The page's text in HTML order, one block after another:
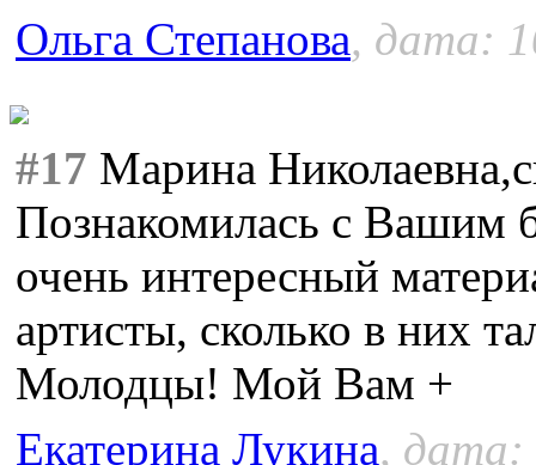
Ольга Степанова, дата:
#17 Марина
Познакомилась с Вашим
очень интересный
артисты, сколько в них
Молодцы! Мой Вам +
Екатерина Лукина, дата: